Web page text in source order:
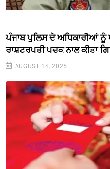
ਪੰਜਾਬ ਪੁਲਿਸ ਦੇ ਅਧਿਕਾਰੀਆਂ ਨੂੰ
ਰਾਸ਼ਟਰਪਤੀ ਪਦਕ ਨਾਲ ਕੀਤਾ
AUGUST 14, 2025